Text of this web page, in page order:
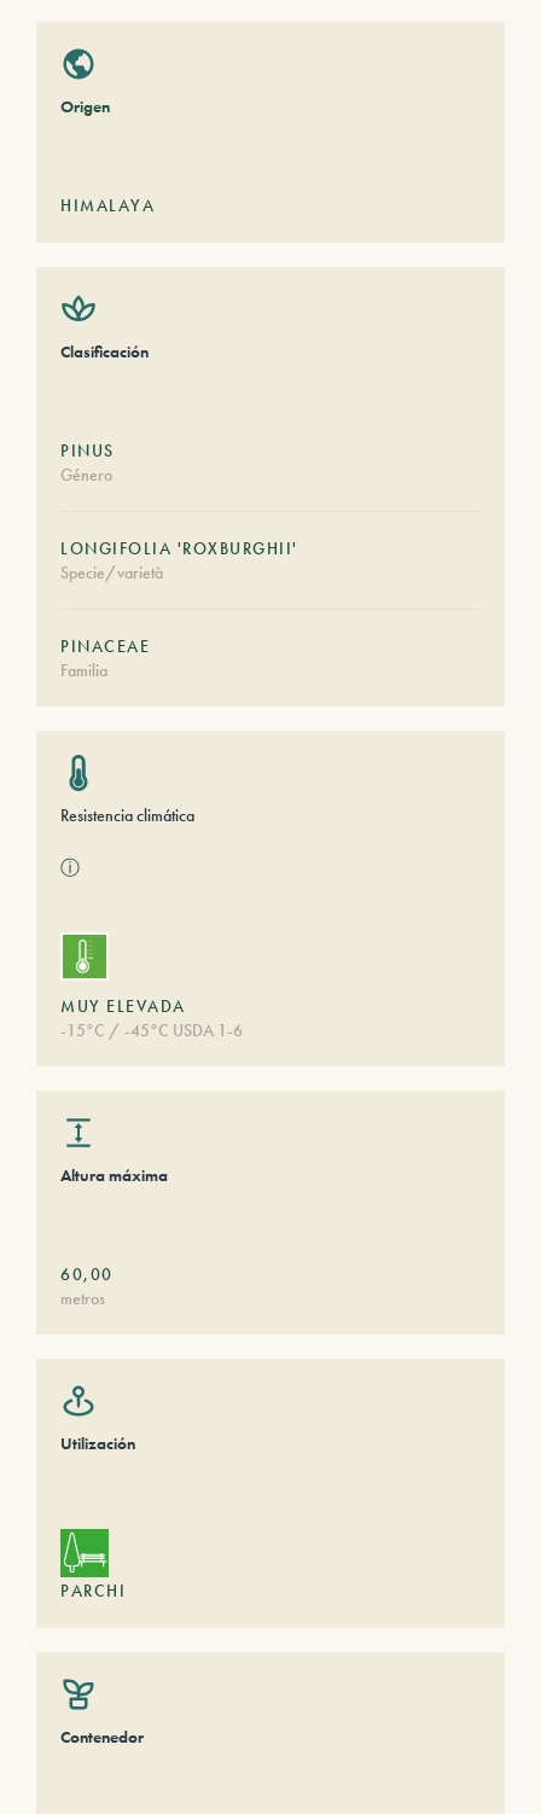
Origen
HIMALAYA
Clasificación
PINUS
Género
LONGIFOLIA 'ROXBURGHII'
Specie/varietà
PINACEAE
Familia
Resistencia climática
ⓘ
MUY ELEVADA
-15°C / -45°C USDA 1-6
Altura máxima
60,00
metros
Utilización
PARCHI
Contenedor